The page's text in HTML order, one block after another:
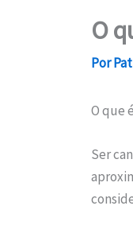
O
Por
O que
Ser